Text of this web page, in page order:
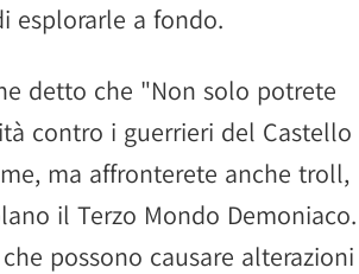
esplorarle a fondo.
detto che "Non solo potrete
contro i guerrieri del Castello
ma affronterete anche troll,
il Terzo Mondo Demoniaco.
possono causare alterazioni